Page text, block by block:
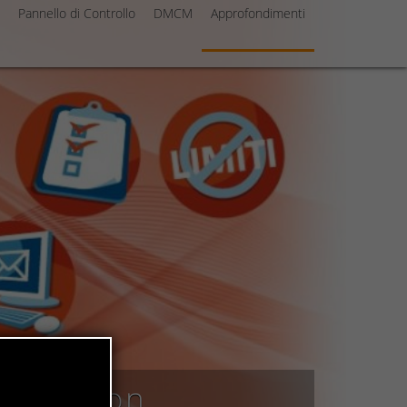
Pannello di Controllo DMCM Approfondimenti